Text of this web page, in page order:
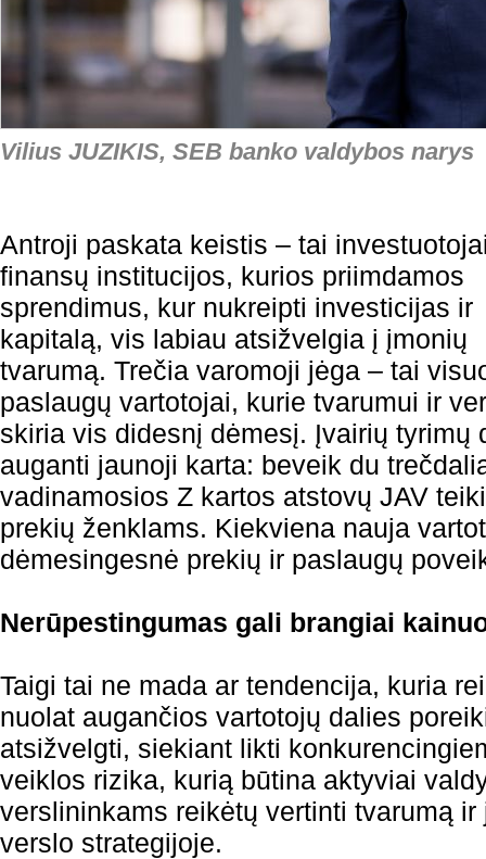
Vilius JUZIKIS, SEB banko valdybos narys
Antroji paskata keistis – tai
finansų institucijos, kurios priimdamos
sprendimus, kur nukreipti investicijas ir
kapitalą, vis labiau atsižvelgia į įmonių
tvarumą. Trečia varomoji jėga – tai
paslaugų vartotojai, kurie tvarumui ir
skiria vis didesnį dėmesį. Įvairių tyrimų
auganti jaunoji karta: beveik du
vadinamosios Z kartos atstovų JAV
prekių ženklams. Kiekviena nauja
dėmesingesnė prekių ir paslaugų
Nerūpestingumas gali brangiai
Taigi tai ne mada ar tendencija, kuria
nuolat augančios vartotojų dalies
atsižvelgti, siekiant likti
veiklos rizika, kurią būtina aktyviai
verslininkams reikėtų vertinti tvarumą
verslo strategijoje.